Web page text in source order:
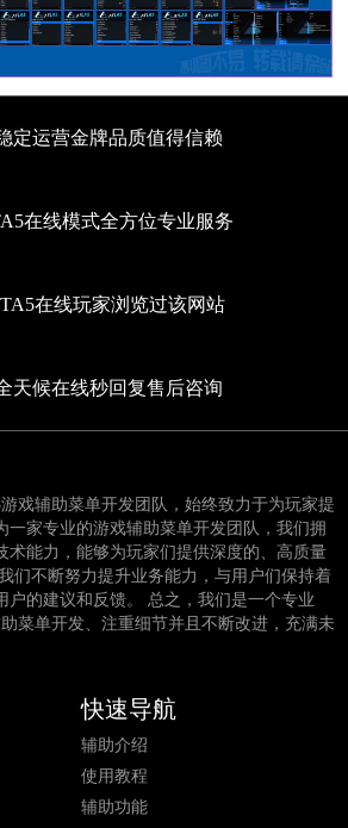
定运营金牌品质值得信赖
在线模式全方位专业服务
在线玩家浏览过该网站
天候在线秒回复售后咨询
戏辅助菜单开发团队，始终致力于为玩家提
一家专业的游戏辅助菜单开发团队，我们拥
术能力，能够为玩家们提供深度的、高质量
们不断努力提升业务能力，与用户们保持着
户的建议和反馈。 总之，我们是一个专业
菜单开发、注重细节并且不断改进，充满未
快速导航
辅助介绍
使用教程
辅助功能